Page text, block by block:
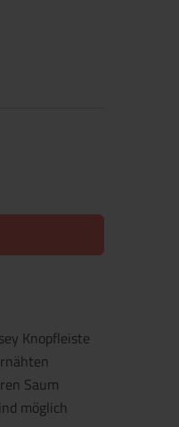
Knopfleiste
Saum
möglich